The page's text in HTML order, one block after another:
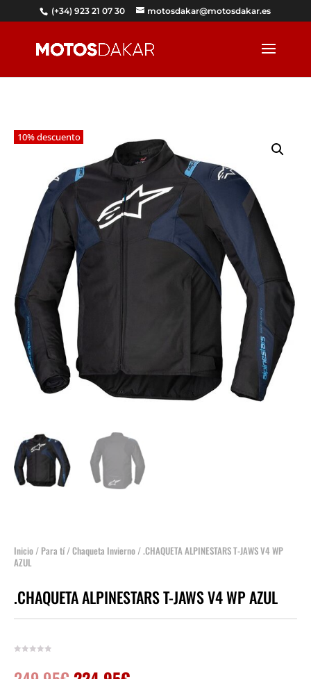
(+34) 923 21 07 30 motosdakar@motosdakar.es
10% descuento
Inicio / Para tí/Chaqueta Invierno / .CHAQUETA ALPINESTARS T-JAWS V4 WP
AZUL
.CHAQUETA ALPINESTARS T-JAWS V4 WP AZUL